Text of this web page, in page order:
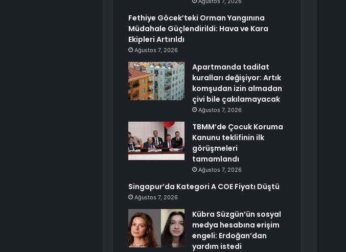
Fethiye Göcek’teki Orman Yangınına
Müdahale Güçlendirildi: Hava ve Kara
Ekipleri Artırıldı
Ağustos 7, 2026
Apartmanda tadilat
kuralları değişiyor: Artık
komşudan izin almadan
çivi bile çakılamayacak
Ağustos 7, 2026
TBMM’de Çocuk Koruma
Kanunu teklifinin ilk
görüşmeleri
tamamlandı
Ağustos 7, 2026
Singapur’da Kategori A COE Fiyatı Düştü
Ağustos 7, 2026
Kübra Süzgün’ün sosyal
medya hesabına erişim
engeli: Erdoğan’dan
yardım istedi